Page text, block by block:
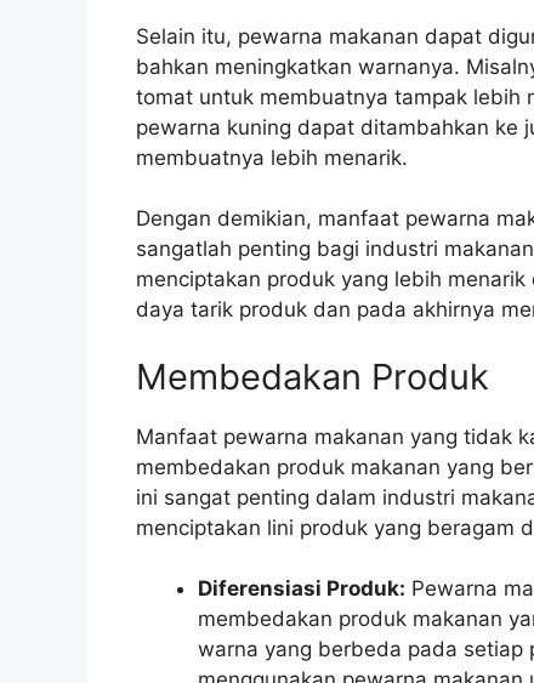
Selain itu, pewarna makanan dapat
bahkan meningkatkan warnanya.
tomat untuk membuatnya tampak lebih
pewarna kuning dapat ditambahkan ke
membuatnya lebih menarik.
Dengan demikian, manfaat pewarna
sangatlah penting bagi industri
menciptakan produk yang lebih
daya tarik produk dan pada akhirnya
Membedakan Produk
Manfaat pewarna makanan yang tidak
membedakan produk makanan yang
ini sangat penting dalam industri
menciptakan lini produk yang beragam
Diferensiasi Produk: Pewarna
membedakan produk makanan
warna yang berbeda pada setiap